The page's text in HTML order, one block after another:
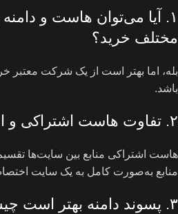
۱. آیا می‌توان هاست و
مختلف خرید؟
بله، اما بهتر است از یک شرکت معتبر
باشد.
۲. تفاوت هاست اشتراکی و اختصاصی چیست؟
هاست اشتراکی منابع بین سایت‌ها
منابع به‌صورت کامل به یک سایت
۳. پسوند دامنه بهتر است چیست؟